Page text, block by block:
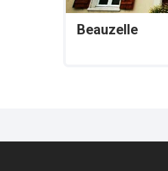
Beauzelle